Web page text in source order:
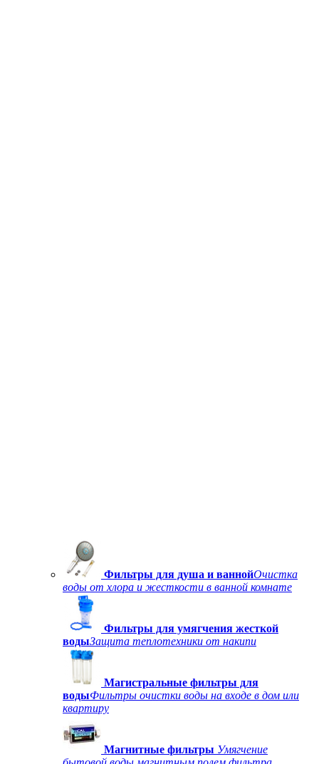
Фильтры для душа и ваннойОчистка
воды от хлора и жесткости в ванной комнате
Фильтры для умягчения жесткой
водыЗащита теплотехники от накипи
Магистральные фильтры для
водыФильтры очистки воды на входе в дом или
квартиру
Магнитные фильтры Умягчение